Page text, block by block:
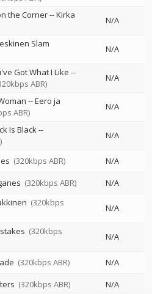
the Corner--Kirka
N/A
Slam
N/A
Got What I Like --
ABR)
N/A
--Eero ja
ABR)
N/A
Is Black--
N/A
(320kbps ABR)
N/A
(320kbps ABR) N/A
(320kbps
N/A
(320kbps
N/A
(320kbps ABR)
N/A
(320kbps ABR) N/A